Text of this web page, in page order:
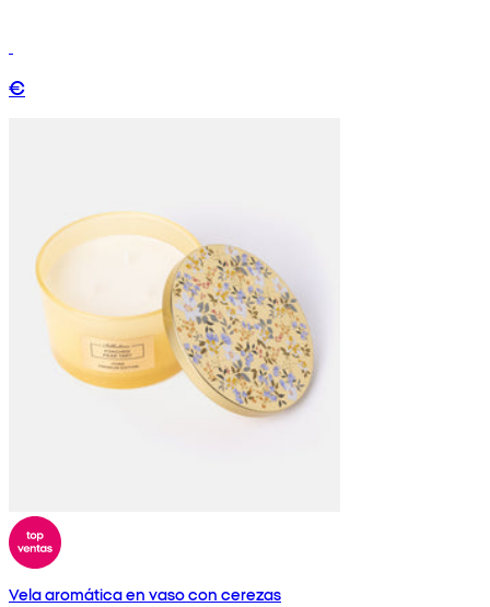
€
Vela aromática en vaso con cerezas